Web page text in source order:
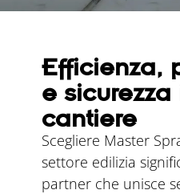
Efficienza,
e sicurezza
cantiere
Scegliere Master
settore edilizia
partner che unisce